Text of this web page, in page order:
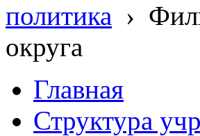
политика ›
округа
Главная
Структура